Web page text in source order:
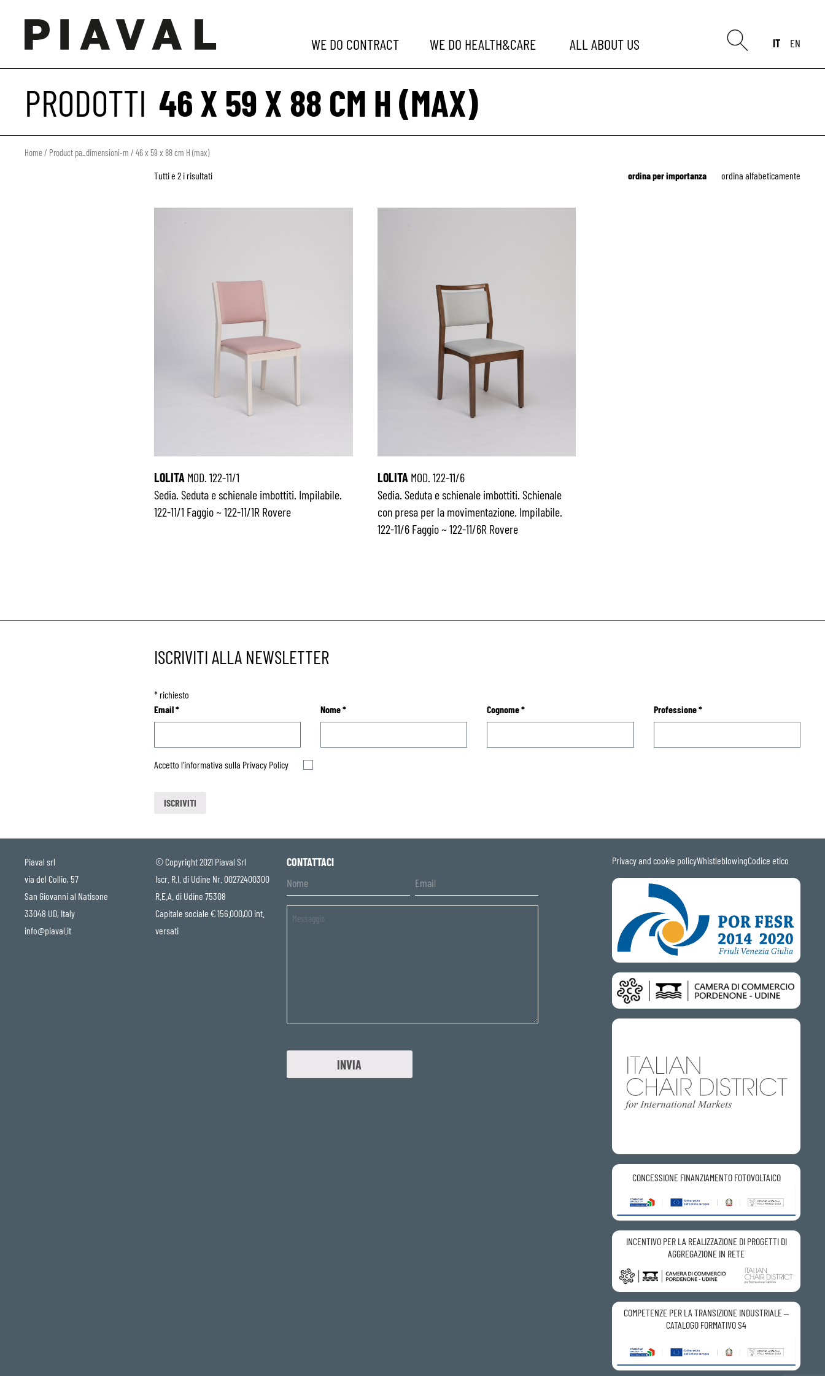
WE DO CONTRACT WE DO HEALTH&CARE ALLABOUT US IT EN
PRODOTTI 46 X 59 X 88 CM H (MAX)
Home/ Product pa_dimensioni-m / 46 x 59 x 88 cm H (max)
Tutti e 2 i risultati ordina alfabeticamente
ordina per importanza
LOLITA MOD. 122-11/1
Sedia. Seduta e schienale imbottiti. Impilabile.
122-11/1 Faggio ~ 122-11/1R Rovere
LOLITA MOD. 122-11/6
Sedia. Seduta e schienale imbottiti. Schienale
con presa per la movimentazione. Impilabile.
122-11/6 Faggio ~ 122-11/6R Rovere
ISCRIVITI ALLA NEWSLETTER
*richiesto
Email* Nome* Cognome* Professione*
Accetto l'informativa sulla Privacy Policy
Piaval srl
via del Collio, 57
San Giovanni al Natisone
33048 UD, Italy
info@piaval.it
© Copyright 2021 Piaval Srl
Iscr. R.I. di Udine Nr. 00272400300
R.E.A. di Udine 75308
Capitale sociale € 156.000,00 int.
versati
CONTATTACI
Untitled
Privacy and cookie policyWhistleblowingCodice etico
CONCESSIONE FINANZIAMENTO FOTOVOLTAICO
INCENTIVO PER LA REALIZZAZIONE DI PROGETTI DI
AGGREGAZIONE IN RETE
COMPETENZE PER LA TRANSIZIONE INDUSTRIALE –
CATALOGO FORMATIVO S4